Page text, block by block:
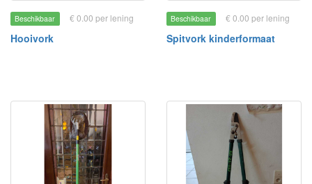
Beschikbaar € 0.00 per lening
Hooivork
Beschikbaar € 0.00 per lening
Spitvork kinderformaat